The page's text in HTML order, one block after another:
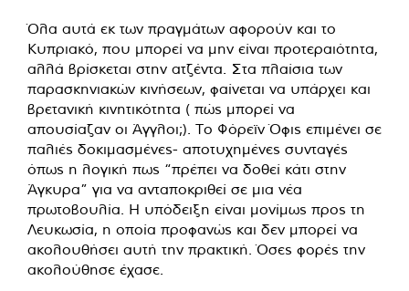
Όλα αυτά εκ των πραγμάτων αφορούν και το
Κυπριακό, που μπορεί να μην είναι προτεραιότητα,
αλλά βρίσκεται στην ατζέντα. Στα πλαίσια των
παρασκηνιακών κινήσεων, φαίνεται να υπάρχει και
βρετανική κινητικότητα ( πώς μπορεί να
απουσίαζαν οι Άγγλοι;). Το Φόρεϊν Όφις επιμένει σε
παλιές δοκιμασμένες- αποτυχημένες συνταγές
όπως η λογική πως “πρέπει να δοθεί κάτι στην
Άγκυρα” για να ανταποκριθεί σε μια νέα
πρωτοβουλία. Η υπόδειξη είναι μονίμως προς τη
Λευκωσία, η οποία προφανώς και δεν μπορεί να
ακολουθήσει αυτή την πρακτική. Όσες φορές την
ακολούθησε έχασε.